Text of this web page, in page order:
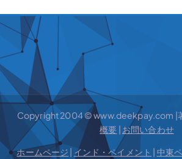
Copyright 2004 © www.deekpay.com |
概要 | お問い合わせ
ホームページ | インド・ペイメント | 中東